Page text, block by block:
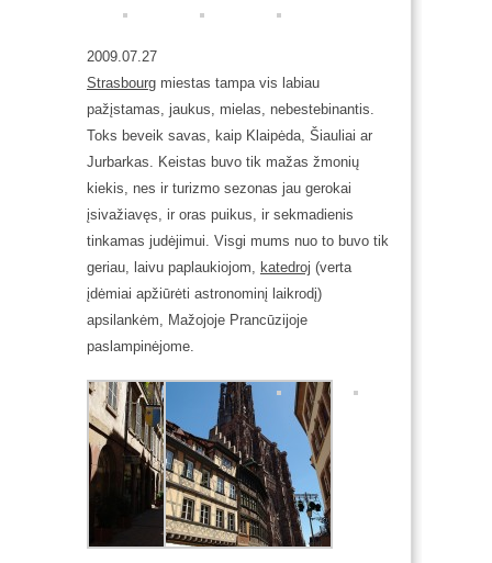
2009.07.27
Strasbourg miestas tampa vis labiau
pažįstamas, jaukus, mielas, nebestebinantis.
Toks beveik savas, kaip Klaipėda, Šiauliai ar
Jurbarkas. Keistas buvo tik mažas žmonių
kiekis, nes ir turizmo sezonas jau gerokai
įsivažiavęs, ir oras puikus, ir sekmadienis
tinkamas judėjimui. Visgi mums nuo to buvo tik
geriau, laivu paplaukiojom, katedroj (verta
įdėmiai apžiūrėti astronominį laikrodį)
apsilankėm, Mažojoje Prancūzijoje
paslampinėjome.